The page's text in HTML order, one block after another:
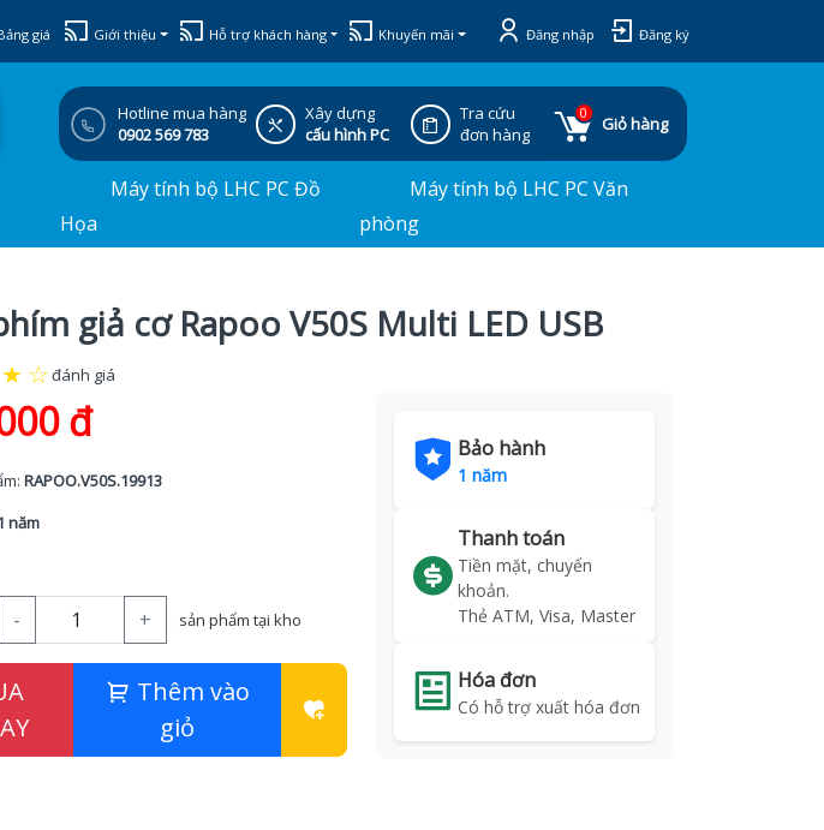
giá Giới thiệu Hỗ trợ khách hàng Khuyến mãi Đăng nhập Đăng ký
Hotline mua hàng
0902 569 783
Xây dựng
cấu hình PC
Tra cứu
đơn hàng
0
Giỏ hàng
Máy tính bộ LHC PC Đồ
Họa
Máy tính bộ LHC PC Văn
phòng
giả cơ Rapoo V50S Multi LED USB
★ ☆đánh giá
đ
RAPOO.V50S.19913
năm
- + sản phẩm tại kho
Thêm vào
giỏ
Bảo hành
1 năm
Thanh toán
Tiền mặt, chuyển
khoản.
Thẻ ATM, Visa, Master
Hóa đơn
Có hỗ trợ xuất hóa đơn